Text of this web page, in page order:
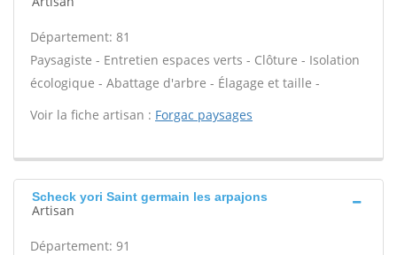
Département: 81
Paysagiste - Entretien espaces verts - Clôture - Isolation
écologique - Abattage d'arbre - Élagage et taille -
Voir la fiche artisan : Forgac paysages
Scheck yori Saint germain les arpajons
Artisan
Département: 91